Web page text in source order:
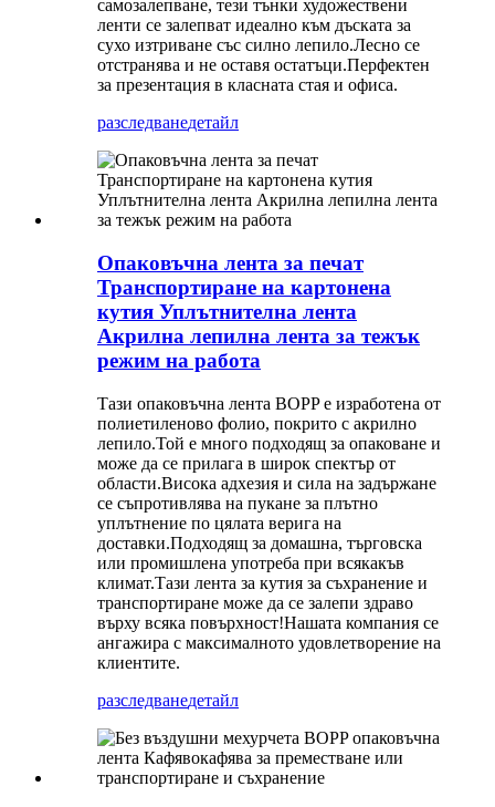
самозалепване, тези тънки художествени
ленти се залепват идеално към дъската за
сухо изтриване със силно лепило.Лесно се
отстранява и не оставя остатъци.Перфектен
за презентация в класната стая и офиса.
разследванедетайл
Опаковъчна лента за печат
Транспортиране на картонена
кутия Уплътнителна лента
Акрилна лепилна лента за тежък
режим на работа
Тази опаковъчна лента BOPP е изработена от
полиетиленово фолио, покрито с акрилно
лепило.Той е много подходящ за опаковане и
може да се прилага в широк спектър от
области.Висока адхезия и сила на задържане
се съпротивлява на пукане за плътно
уплътнение по цялата верига на
доставки.Подходящ за домашна, търговска
или промишлена употреба при всякакъв
климат.Тази лента за кутия за съхранение и
транспортиране може да се залепи здраво
върху всяка повърхност!Нашата компания се
ангажира с максималното удовлетворение на
клиентите.
разследванедетайл